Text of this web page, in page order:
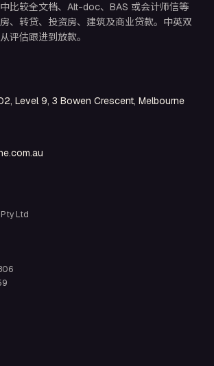
比较全文档、Alt-doc、BAS 或会计师信等
、转贷、投资房、建筑及商业贷款。中英双
评估跟进到放款。
Level 9, 3 Bowen Crescent, Melbourne
Ltd